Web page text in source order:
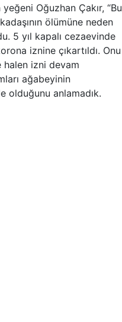
Oğuzhan Çakır, “Bu
ölümüne neden
5 yıl kapalı cezaevinde
iznine çıkartıldı. Onu
izni devam
ağabeyinin
olduğunu anlamadık.